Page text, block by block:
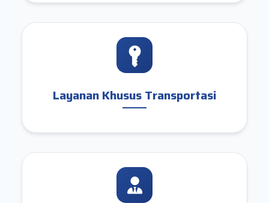
Layanan Khusus Transportasi